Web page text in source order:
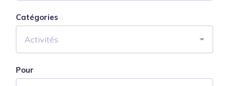
Catégories
Activités
Pour